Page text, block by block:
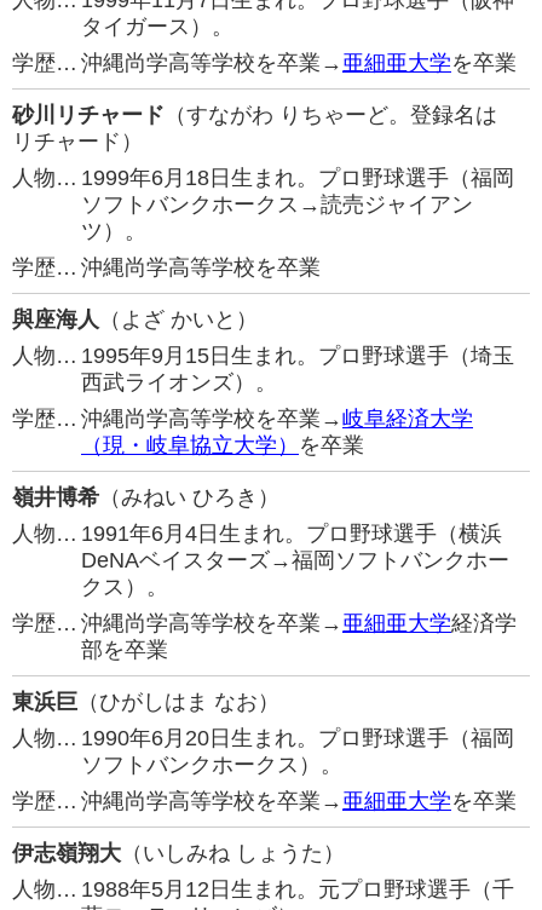
タイガース）。
学歴… 沖縄尚学高等学校を卒業→ 亜細亜大学を卒業
砂川リチャード （すながわ りちゃーど。登録名は
リチャード）
人物… 1999年6月18日生まれ。プロ野球選手（福岡
ソフトバンクホークス→読売ジャイアン
ツ）。
学歴… 沖縄尚学高等学校を卒業
與座海人 （よざ かいと）
人物… 1995年9月15日生まれ。プロ野球選手（埼玉
西武ライオンズ）。
学歴… 沖縄尚学高等学校を卒業→岐阜経済大学
（現・岐阜協立大学） を卒業
嶺井博希 （みねい ひろき）
人物… 1991年6月4日生まれ。プロ野球選手（横浜
DeNAベイスターズ→福岡ソフトバンクホー
クス）。
学歴… 沖縄尚学高等学校を卒業→ 亜細亜大学経済学
部を卒業
東浜巨 （ひがしはま なお）
人物… 1990年6月20日生まれ。プロ野球選手（福岡
ソフトバンクホークス）。
学歴… 沖縄尚学高等学校を卒業→ 亜細亜大学を卒業
伊志嶺翔大 （いしみね しょうた）
人物… 1988年5月12日生まれ。元プロ野球選手（千